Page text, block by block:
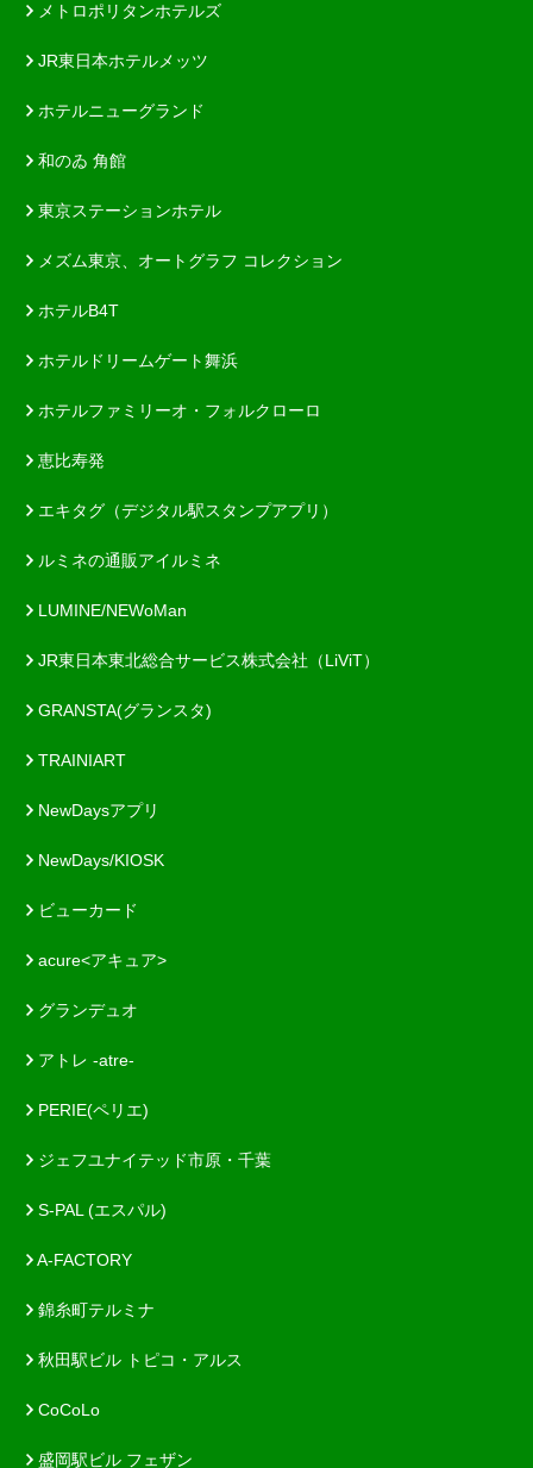
メトロポリタンホテルズ
JR東日本ホテルメッツ
ホテルニューグランド
和のゐ 角館
東京ステーションホテル
メズム東京、オートグラフ コレクション
ホテルB4T
ホテルドリームゲート舞浜
ホテルファミリーオ・フォルクローロ
恵比寿発
エキタグ（デジタル駅スタンプアプリ）
ルミネの通販アイルミネ
LUMINE/NEWoMan
JR東日本東北総合サービス株式会社（LiViT）
GRANSTA(グランスタ)
TRAINIART
NewDaysアプリ
NewDays/KIOSK
ビューカード
acure<アキュア>
グランデュオ
アトレ -atre-
PERIE(ペリエ)
ジェフユナイテッド市原・千葉
S-PAL (エスパル)
A-FACTORY
錦糸町テルミナ
秋田駅ビル トピコ・アルス
CoCoLo
盛岡駅ビル フェザン